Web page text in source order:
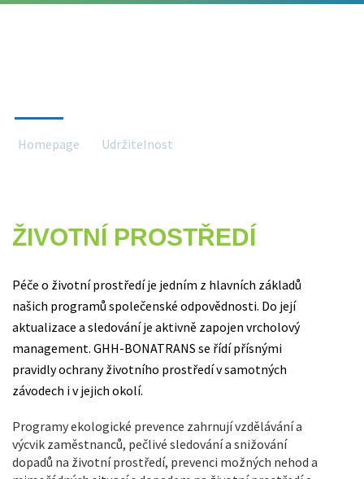
Homepage Udržitelnost
ŽIVOTNÍ PROSTŘEDÍ
Péče o životní prostředí je jedním z hlavních základů
našich programů společenské odpovědnosti. Do její
aktualizace a sledování je aktivně zapojen vrcholový
management. GHH-BONATRANS se řídí přísnými
pravidly ochrany životního prostředí v samotných
závodech i v jejich okolí.
Programy ekologické prevence zahrnují vzdělávání a
výcvik zaměstnanců, pečlivé sledování a snižování
dopadů na životní prostředí, prevenci možných nehod a